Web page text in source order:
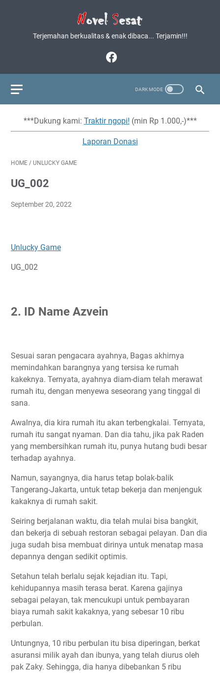
Terjemahan berkualitas & enak dibaca... Terjamin!!!
***Dukung kami: Traktir ngopi! (min Rp 1.000,-)***
Laporan Donasi
HOME / UNLUCKY GAME
UG_002
September 20, 2022
Unlucky Game
UG_002
2. ID Name Azvein
Sesuai saran pengacara ayahnya, Bagas akhirnya
memindahkan barangnya yang tersisa ke rumah
kakeknya. Ternyata, ayahnya diam-diam telah merawat
rumah itu, dengan menyewa seseorang yang tinggal di
sana.
Awalnya, dia kira rumah itu akan terbengkalai. Ternyata,
rumah itu sangat nyaman. Dan dia tahu, jika pak Raden
yang membersihkan rumah itu, punya hutang budi besar
terhadap ayahnya.
Namun, sayangnya, dia harus tetap bolak-balik
Tangerang-Jakarta, untuk tetap bekerja dan menjenguk
kakaknya di rumah sakit.
Seiring berjalanan waktu, dia telah mulai bisa bangkit,
dan bekerja di sebuah restoran sebagai pelayan. Dan dia
juga sudah bisa membuat dirinya untuk menatap masa
depannya dengan sedikit optimis.
Setahun telah berlalu sejak kejadian itu. Tapi,
kehidupannya masih terasa berat. Karena gajinya
sebagai pelayan, tak mencukupi untuk pembayaran
biaya rumah sakit kakaknya, yang sebesar 10 ribu
perbulan.
Untungnya, 10 ribu perbulan itu bisa diperingan, berkat
asuransi milik ayah dan ibunya, yang telah diurus oleh
pak Zaky. Sehingga, dia hanya dibebankan 5 ribu